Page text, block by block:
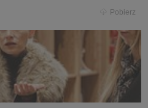
Pobierz